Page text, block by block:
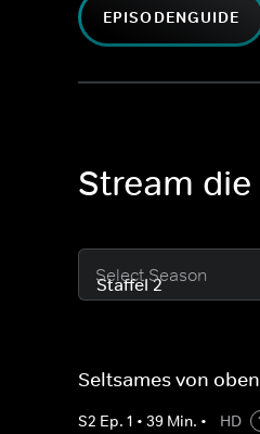
EPISODENGUIDE
Stream
Select Season
Seltsames von oben
S2 Ep. 1 • 39 Min. • HD